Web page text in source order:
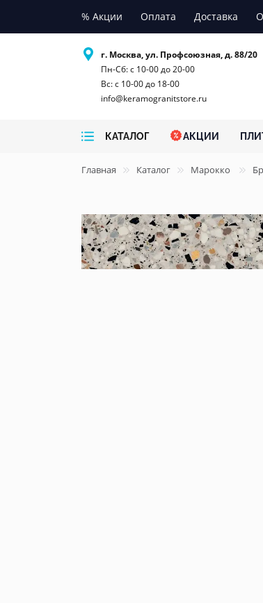
% Акции Оплата Доставка
г. Москва, ул. Профсоюзная, д. 88/20
Пн-Сб: с 10-00 до 20-00
Вс: с 10-00 до 18-00
info@keramogranitstore.ru
КАТАЛОГ АКЦИИ
Главная Каталог Марокко